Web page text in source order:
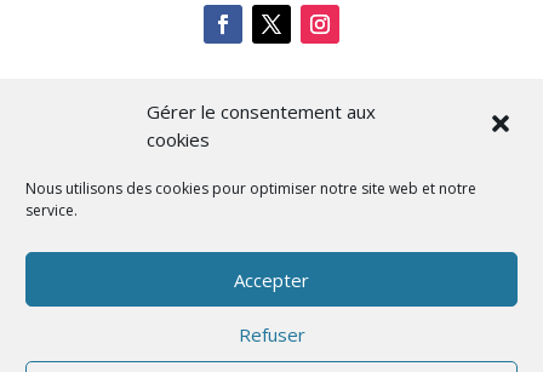
Gérer le consentement aux
cookies
Nous utilisons des cookies pour optimiser notre site web et notre
service.
Accepter
Refuser
Cità di L’Isula
Designed by BKM Web Consulting